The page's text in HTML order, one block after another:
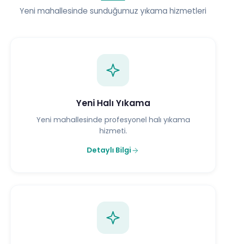
Yeni mahallesinde sunduğumuz yıkama hizmetleri
Yeni Halı Yıkama
Yeni mahallesinde profesyonel halı yıkama
hizmeti.
Detaylı Bilgi